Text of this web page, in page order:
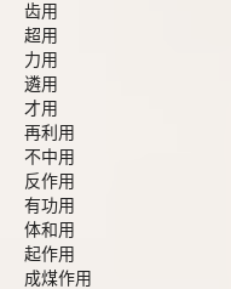
齿用
超用
力用
遴用
才用
再利用
不中用
反作用
有功用
体和用
起作用
成煤作用